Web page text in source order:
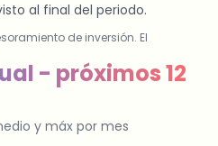
al final del periodo.
de inversión. El
- próximos 12
y máx por mes